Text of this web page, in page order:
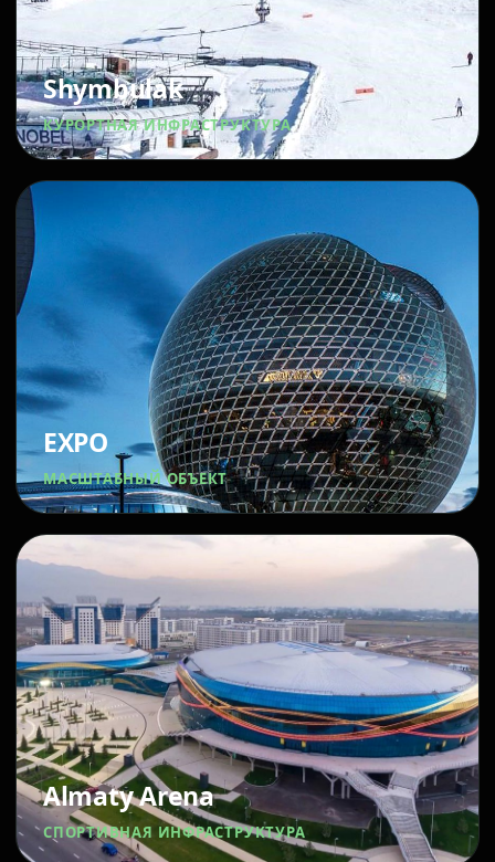
Shymbulak
КУРОРТНАЯ ИНФРАСТРУКТУРА
EXPO
МАСШТАБНЫЙ ОБЪЕКТ
Almaty Arena
СПОРТИВНАЯ ИНФРАСТРУКТУРА